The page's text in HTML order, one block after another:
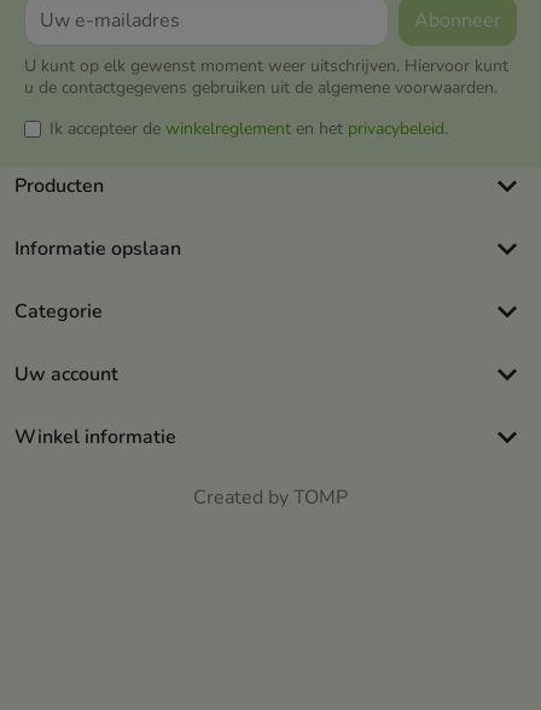
U kunt op elk gewenst moment weer uitschrijven. Hiervoor kunt
u de contactgegevens gebruiken uit de algemene voorwaarden.
Ik accepteer de winkelreglement en het privacybeleid.
Producten keyboard_arrow_down
Informatie opslaan keyboard_arrow_down
Categorie keyboard_arrow_down
Uw account keyboard_arrow_down
Winkel informatie keyboard_arrow_down
Created by TOMP